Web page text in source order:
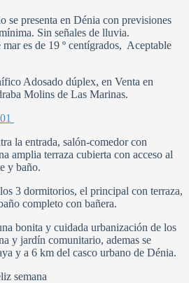
se presenta en Dénia con previsiones
Sin señales de lluvia.
es de 19 º centígrados, Aceptable
Adosado dúplex, en Venta en
Molins de Las Marinas.
la entrada, salón-comedor con
amplia terraza cubierta con acceso al
y baño.
3 dormitorios, el principal con terraza,
completo con bañera.
bonita y cuidada urbanización de los
y jardín comunitario, ademas se
y a 6 km del casco urbano de Dénia.
semana